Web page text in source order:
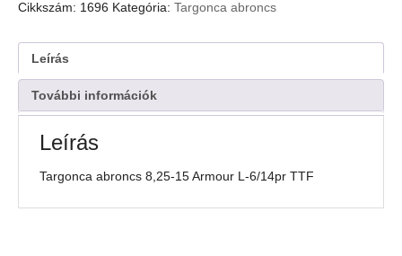
6/14pr
TTF
mennyiség
Cikkszám: 1696 Kategória: Targonca abroncs
Leírás
További információk
Leírás
Targonca abroncs 8,25-15 Armour L-6/14pr TTF